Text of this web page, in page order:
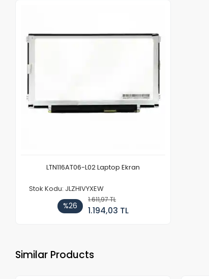
LTN116AT06-L02 Laptop Ekran
Stok Kodu: JLZHIVYXEW
%26
1.611,97 TL
1.194,03 TL
Similar Products